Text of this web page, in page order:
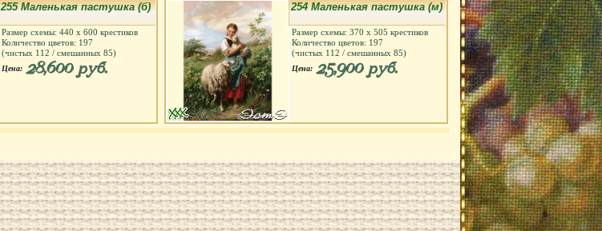
255 Маленькая пастушка (б)
Размер схемы: 440 х 600 крестиков
Количество цветов: 197
(чистых 112 / смешанных 85)
Цена: 28,600 руб.
254 Маленькая пастушка (м)
Размер схемы: 370 х 505 крестиков
Количество цветов: 197
(чистых 112 / смешанных 85)
Цена: 25,900 руб.